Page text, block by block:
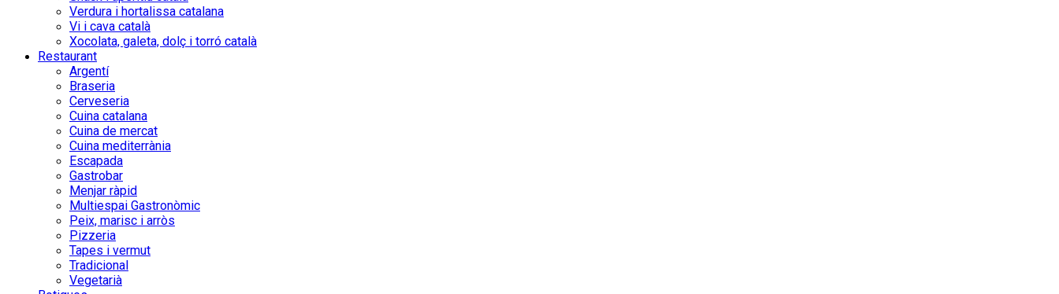
Verdura i hortalissa catalana
Vi i cava català
Xocolata, galeta, dolç i torró català
Restaurant
Argentí
Braseria
Cerveseria
Cuina catalana
Cuina de mercat
Cuina mediterrània
Escapada
Gastrobar
Menjar ràpid
Multiespai Gastronòmic
Peix, marisc i arròs
Pizzeria
Tapes i vermut
Tradicional
Vegetarià